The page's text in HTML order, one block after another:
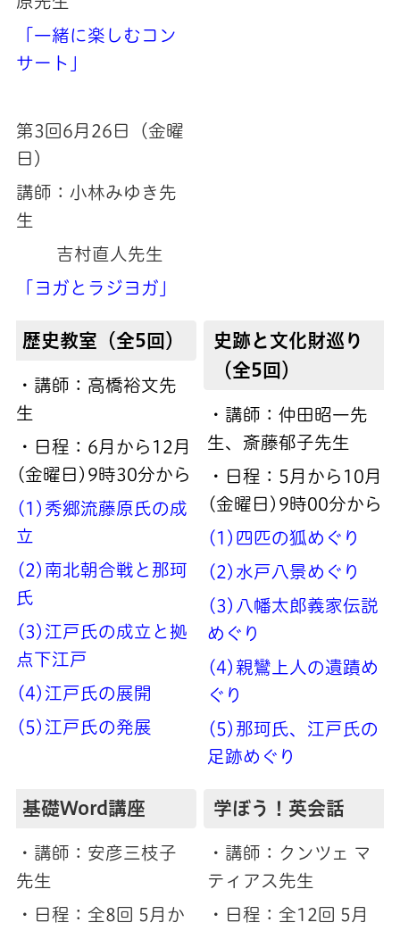
「一緒に楽しむコン
サート」
第3回6月26日（金曜
日）
講師：小林みゆき先
生
吉村直人先生
「ヨガとラジヨガ」
歴史教室（全5回）
・講師：高橋裕文先
生
・日程：6月から12月
(金曜日)9時30分から
(1)秀郷流藤原氏の成
立
(2)南北朝合戦と那珂
氏
(3)江戸氏の成立と拠
点下江戸
(4)江戸氏の展開
(5)江戸氏の発展
史跡と文化財巡り
（全5回）
・講師：仲田昭一先
生、斎藤郁子先生
・日程：5月から10月
(金曜日)9時00分から
(1)四匹の狐めぐり
(2)水戸八景めぐり
(3)八幡太郎義家伝説
めぐり
(4)親鸞上人の遺蹟め
ぐり
(5)那珂氏、江戸氏の
足跡めぐり
基礎Word講座
・講師：安彦三枝子
先生
・日程：全8回 5月か
学ぼう！英会話
・講師：クンツェ マ
ティアス先生
・日程：全12回 5月